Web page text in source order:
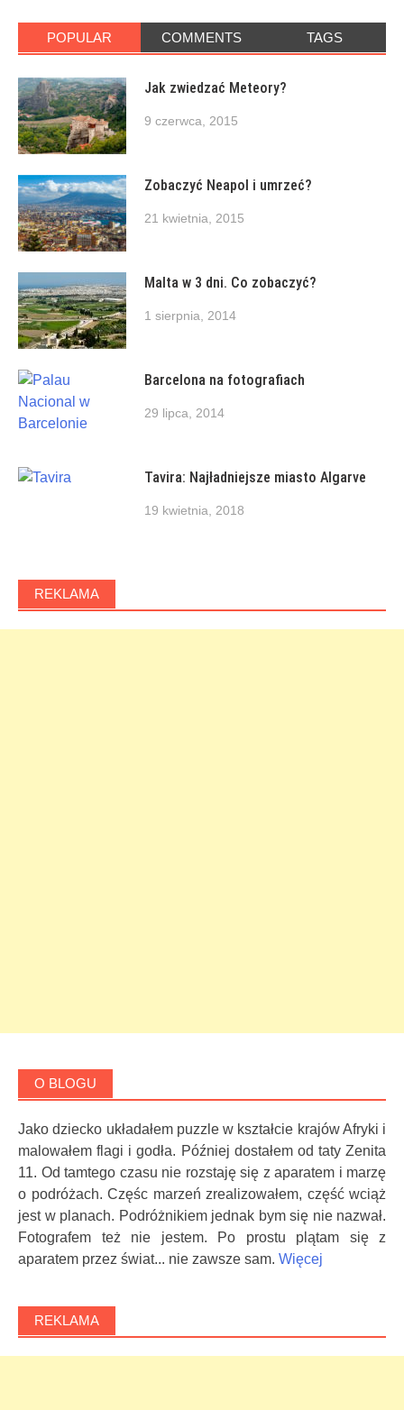
POPULAR COMMENTS TAGS
Jak zwiedzać Meteory?
9 czerwca, 2015
Zobaczyć Neapol i umrzeć?
21 kwietnia, 2015
Malta w 3 dni. Co zobaczyć?
1 sierpnia, 2014
Barcelona na fotografiach
29 lipca, 2014
Tavira: Najładniejsze miasto Algarve
19 kwietnia, 2018
REKLAMA
O BLOGU
Jako dziecko układałem puzzle w kształcie krajów Afryki i
malowałem flagi i godła. Później dostałem od taty Zenita
11. Od tamtego czasu nie rozstaję się z aparatem i marzę
o podróżach. Częśc marzeń zrealizowałem, część wciąż
jest w planach. Podróżnikiem jednak bym się nie nazwał.
Fotografem też nie jestem. Po prostu plątam się z
aparatem przez świat... nie zawsze sam. Więcej
REKLAMA